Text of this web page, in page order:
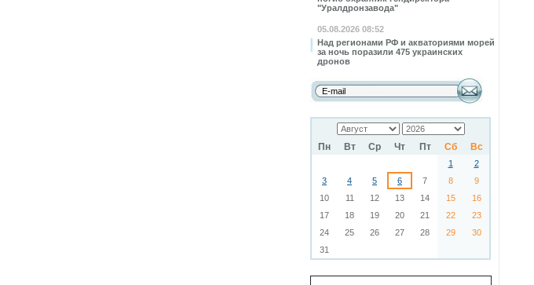
"Уралдронзавода"
05.08.2026 08:52
Над регионами РФ и акваториями морей
за ночь поразили 475 украинских
дронов
Пн Вт Ср Чт Пт Сб Вс
1
2
3
4 5 6 7 8
9
10
11 12 13 14 15
16
17
18 19 20 21 22
23
24
25 26 27 28 29
30
31